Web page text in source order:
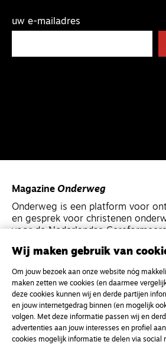
uw e-mailadres
Magazine Onderweg
Onderweg is een platform voor
en gesprek voor christenen
voor de Nederlandse
Kvk-nummer 33277063
NL46 INGB 0117 5827 86
info@onderwegonline.nl
Wij maken gebruik van
Om jouw bezoek aan onze website nóg
maken zetten we cookies (en daarmee
deze cookies kunnen wij en derde partijen
en jouw internetgedrag binnen (en mogelijk
volgen. Met deze informatie passen wij en
advertenties aan jouw interesses en profiel
cookies mogelijk informatie te delen via social